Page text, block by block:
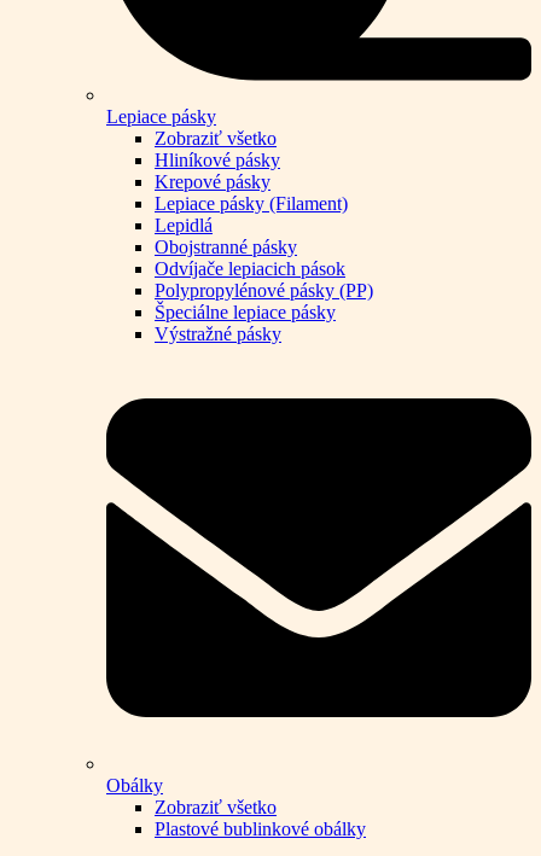
Lepiace pásky
Zobraziť všetko
Hliníkové pásky
Krepové pásky
Lepiace pásky (Filament)
Lepidlá
Obojstranné pásky
Odvíjače lepiacich pások
Polypropylénové pásky (PP)
Špeciálne lepiace pásky
Výstražné pásky
Obálky
Zobraziť všetko
Plastové bublinkové obálky